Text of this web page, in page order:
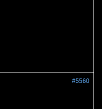
#5560